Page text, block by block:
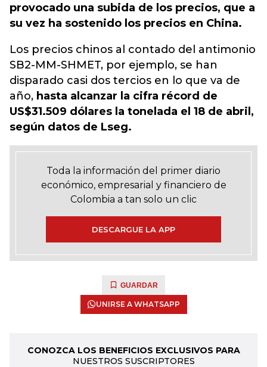
provocado una subida de los precios, que a
su vez ha sostenido los precios en China.
Los precios chinos al contado del antimonio
SB2-MM-SHMET, por ejemplo, se han
disparado casi dos tercios en lo que va de
año, hasta alcanzar la cifra récord de
US$31.509 dólares la tonelada el 18 de abril,
según datos de Lseg.
Toda la información del primer diario
económico, empresarial y financiero de
Colombia a tan solo un clic
DESCARGUE LA APP
GUARDAR
UNIRSE A WHATSAPP
CONOZCA LOS BENEFICIOS EXCLUSIVOS PARA
NUESTROS SUSCRIPTORES